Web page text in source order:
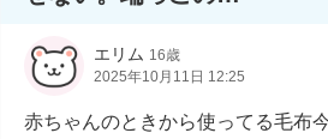
エリム 16歳
2025年10月11日 12:25
赤ちゃんのときから使ってる毛布